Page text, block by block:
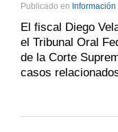
Publicado en Información
El fiscal Diego
el Tribunal Oral
de la Corte
casos